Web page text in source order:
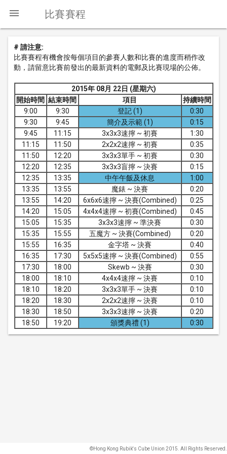
menu 比賽賽程
# 請注意:
比賽賽程有機會按每個項目的參賽人數和比賽的進度而稍作改
動，請留意比賽前發出的最新資料的電郵及比賽現場的公佈。
2015年 08月 22日 (星期六)
開始時間 結束時間 項目
持續時間
9:00
9:30 登記 (1)
0:30
9:30
9:45 簡介及示範 (1)
0:15
9:45
11:15 3x3x3速擰 ~ 初賽
1:30
11:15
11:50 2x2x2速擰 ~ 初賽
0:35
11:50
12:20 3x3x3單手 ~ 初賽
0:30
12:20
12:35 3x3x3盲擰 ~ 決賽
0:15
12:35
13:35 中午午飯及休息
1:00
13:35
13:55 魔錶 ~ 決賽
0:20
13:55
14:20 6x6x6速擰 ~ 決賽(Combined)
0:25
14:20
15:05 4x4x4速擰 ~ 初賽(Combined)
0:45
15:05
15:35 3x3x3速擰 ~ 準決賽
0:30
15:35
15:55 五魔方 ~ 決賽(Combined)
0:20
15:55
16:35 金字塔 ~ 決賽
0:40
16:35
17:30 5x5x5速擰 ~ 決賽(Combined)
0:55
17:30
18:00 Skewb ~ 決賽
0:30
18:00
18:10 4x4x4速擰 ~ 決賽
0:10
18:10
18:20 3x3x3單手 ~ 決賽
0:10
18:20
18:30 2x2x2速擰 ~ 決賽
0:10
18:30
18:50 3x3x3速擰 ~ 決賽
0:20
18:50
19:20 頒獎典禮 (1) 0:30
©Hong Kong Rubik's Cube Union 2015. All Rights Reserved.